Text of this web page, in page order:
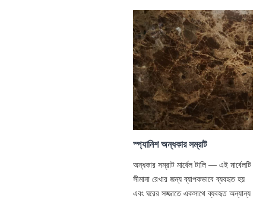
স্প্যানিশ অন্ধকার সম্রাট
অন্ধকার সম্রাট মার্বেল টালি — এই মার্বেলটি
সীমানা রেখার জন্য ব্যাপকভাবে ব্যবহৃত হয়
এবং ঘরের সজ্জাতে একসাথে ব্যবহৃত অন্যান্য